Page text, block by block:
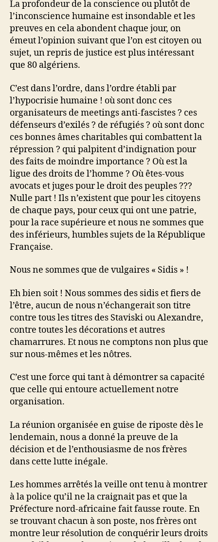
La profondeur de la conscience ou plutôt de
l’inconscience humaine est insondable et les
preuves en cela abondent chaque jour, on
émeut l’opinion suivant que l’on est citoyen ou
sujet, un repris de justice est plus intéressant
que 80 algériens.
C’est dans l’ordre, dans l’ordre établi par
l’hypocrisie humaine ! où sont donc ces
organisateurs de meetings anti-fascistes ? ces
défenseurs d’exilés ? de réfugiés ? où sont donc
ces bonnes âmes charitables qui combattent la
répression ? qui palpitent d’indignation pour
des faits de moindre importance ? Où est la
ligue des droits de l’homme ? Où êtes-vous
avocats et juges pour le droit des peuples ???
Nulle part ! Ils n’existent que pour les citoyens
de chaque pays, pour ceux qui ont une patrie,
pour la race supérieure et nous ne sommes que
des inférieurs, humbles sujets de la République
Française.
Nous ne sommes que de vulgaires « Sidis » !
Eh bien soit ! Nous sommes des sidis et fiers de
l’être, aucun de nous n’échangerait son titre
contre tous les titres des Staviski ou Alexandre,
contre toutes les décorations et autres
chamarrures. Et nous ne comptons non plus que
sur nous-mêmes et les nôtres.
C’est une force qui tant à démontrer sa capacité
que celle qui entoure actuellement notre
organisation.
La réunion organisée en guise de riposte dès le
lendemain, nous a donné la preuve de la
décision et de l’enthousiasme de nos frères
dans cette lutte inégale.
Les hommes arrêtés la veille ont tenu à montrer
à la police qu’il ne la craignait pas et que la
Préfecture nord-africaine fait fausse route. En
se trouvant chacun à son poste, nos frères ont
montre leur résolution de conquérir leurs droits